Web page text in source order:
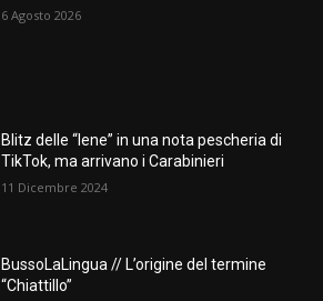
6 Agosto 2026
Blitz delle “Iene” in una nota pescheria di
TikTok, ma arrivano i Carabinieri
11 Dicembre 2024
BussoLaLingua // L’origine del termine
“Chiattillo”